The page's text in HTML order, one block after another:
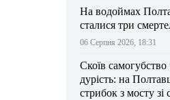
На водоймах
сталися три
06 Серпня 2026, 18:31
Скоїв
дурість: на
стрибок з мосту зі